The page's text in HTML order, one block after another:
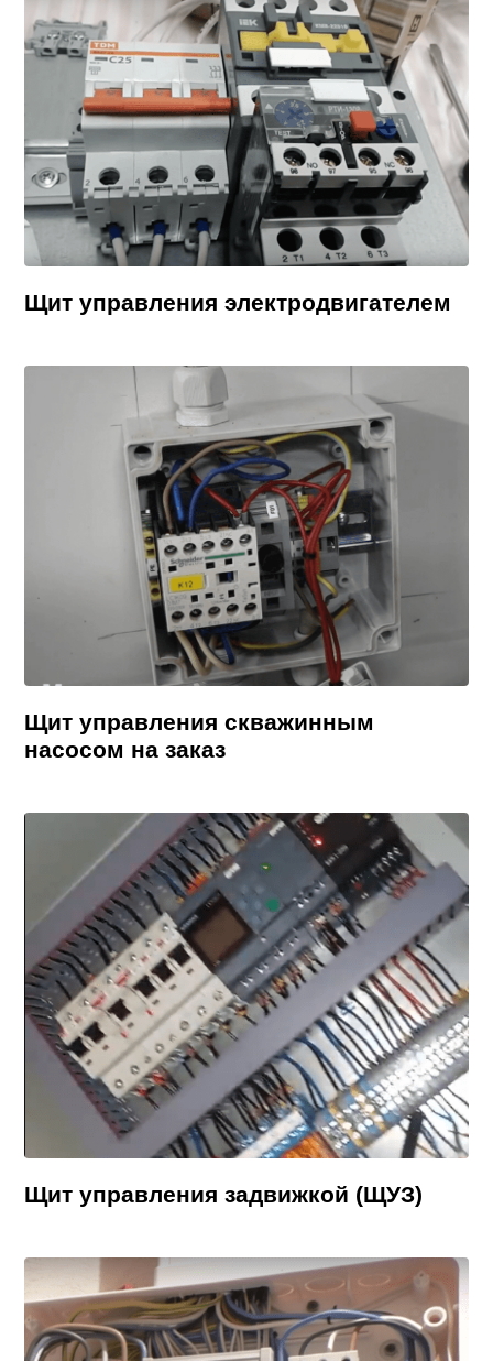
Щит управления электродвигателем
Щит управления скважинным
насосом на заказ
Щит управления задвижкой (ЩУЗ)